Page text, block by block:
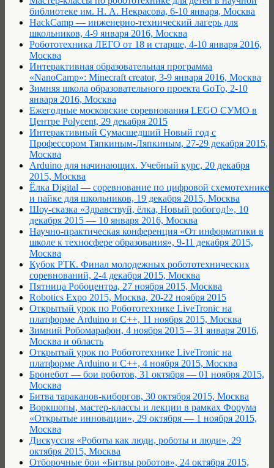
библиотеке им. Н. А. Некрасова, 6-10 января, Москва
HackCamp — инженерно-технический лагерь для
школьников, 4-9 января 2016, Москва
Робототехника ЛЕГО от 18 и старше, 4-10 января 2016,
Москва
Интерактивная образовательная программа
«NanoCamp»: Minecraft creator, 3-9 января 2016, Москва
Зимняя школа образовательного проекта GoTo, 2-10
января 2016, Москва
Ежегодные московские соревнования LEGO СУМО в
Центре Polycent, 29 декабря 2015
Интерактивный Сумасшедший Новый год с
Профессором Тяпкиным-Ляпкиным, 27-29 декабря 2015,
Москва
Arduino для начинающих. Учебный курс, 20 декабря
2015, Москва
Ёлка Digital — соревнование по цифровой схемотехнике
и пайке для школьников, 19 декабря 2015, Москва
Шоу-сказка «Здравствуй, ёлка, Новый робогод!», 10
декабря 2015 — 10 января 2016, Москва
Научно-практическая конференция «От информатики в
школе к техносфере образования», 9-11 декабря 2015,
Москва
Кубок РТК. Финал молодежных робототехнических
соревнований, 2-4 декабря 2015, Москва
Пятница Робоцентра, 27 ноября 2015, Москва
Robotics Expo 2015, Москва, 20-22 ноября 2015
Открытый урок по Робототехнике LiveTronic на
платформе Arduino и С++, 11 ноября 2015, Москва
Зимний Робомарафон, 4 ноября 2015 – 31 января 2016,
Москва и область
Открытый урок по Робототехнике LiveTronic на
платформе Arduino и С++, 4 ноября 2015, Москва
Бронебот — бои роботов, 31 октября — 01 ноября 2015,
Москва
Битва тараканов-киборгов, 30 октября 2015, Москва
Воркшопы, мастер-классы и лекции в рамках Форума
«Открытые инновации», 29 октября — 1 ноября 2015,
Москва
Дискуссия «Роботы как люди, роботы и люди», 29
октября 2015, Москва
Отборочные бои «Битвы роботов», 24 октября 2015,